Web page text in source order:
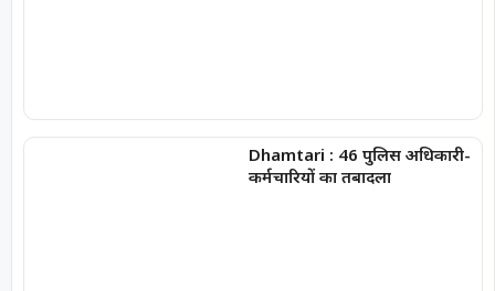
Dhamtari : 46 पुलिस अधिकारी-
कर्मचारियों का तबादला